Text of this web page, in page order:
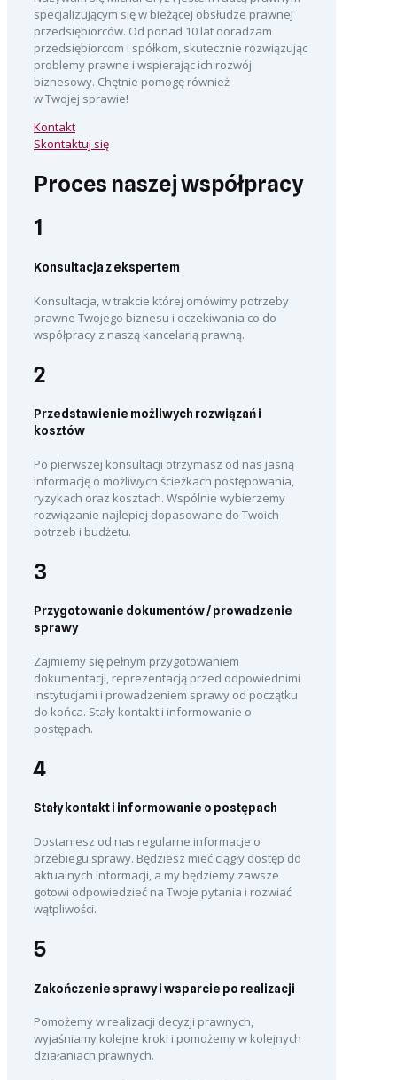
specjalizującym się w bieżącej obsłudze prawnej
przedsiębiorców. Od ponad 10 lat doradzam
przedsiębiorcom i spółkom, skutecznie rozwiązując
problemy prawne i wspierając ich rozwój
biznesowy. Chętnie pomogę również
w Twojej sprawie!
Kontakt
Skontaktuj się
Proces naszej współpracy
1
Konsultacja z ekspertem
Konsultacja, w trakcie której omówimy potrzeby
prawne Twojego biznesu i oczekiwania co do
współpracy z naszą kancelarią prawną.
2
Przedstawienie możliwych rozwiązań i
kosztów
Po pierwszej konsultacji otrzymasz od nas jasną
informację o możliwych ścieżkach postępowania,
ryzykach oraz kosztach. Wspólnie wybierzemy
rozwiązanie najlepiej dopasowane do Twoich
potrzeb i budżetu.
3
Przygotowanie dokumentów / prowadzenie
sprawy
Zajmiemy się pełnym przygotowaniem
dokumentacji, reprezentacją przed odpowiednimi
instytucjami i prowadzeniem sprawy od początku
do końca. Stały kontakt i informowanie o
postępach.
4
Stały kontakt i informowanie o postępach
Dostaniesz od nas regularne informacje o
przebiegu sprawy. Będziesz mieć ciągły dostęp do
aktualnych informacji, a my będziemy zawsze
gotowi odpowiedzieć na Twoje pytania i rozwiać
wątpliwości.
5
Zakończenie sprawy i wsparcie po realizacji
Pomożemy w realizacji decyzji prawnych,
wyjaśniamy kolejne kroki i pomożemy w kolejnych
działaniach prawnych.